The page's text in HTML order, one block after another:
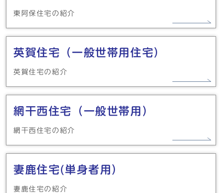
東阿保住宅の紹介
英賀住宅（一般世帯用住宅）
英賀住宅の紹介
網干西住宅（一般世帯用）
網干西住宅の紹介
妻鹿住宅(単身者用）
妻鹿住宅の紹介